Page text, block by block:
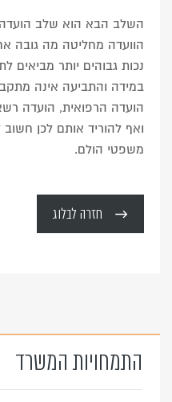
השלב הבא הוא שלב
הוועדה מחליטה מה גובה
נכות גבוהים יותר מביאים
במידה והתביעה אינה
הועדה הרפואית, הועדה
ואף להוריד אותם לכן חשוב
משפטי הולם.
חזרה לבלוג
התמחויות המשרד